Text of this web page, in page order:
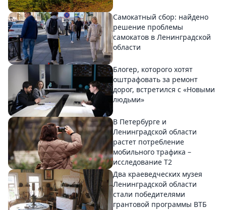
Самокатный сбор: найдено
решение проблемы
самокатов в Ленинградской
области
Блогер, которого хотят
оштрафовать за ремонт
дорог, встретился с «Новыми
людьми»
В Петербурге и
Ленинградской области
растет потребление
мобильного трафика –
исследование T2
Два краеведческих музея
Ленинградской области
стали победителями
грантовой программы ВТБ